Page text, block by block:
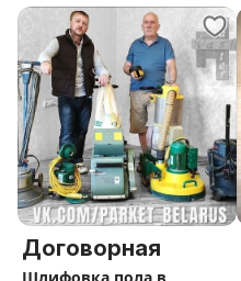
Договорная